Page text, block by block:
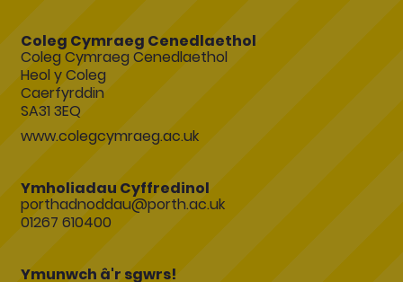
Coleg Cymraeg Cenedlaethol
Coleg Cymraeg Cenedlaethol
Heol y Coleg
Caerfyrddin
SA31 3EQ
www.colegcymraeg.ac.uk
Ymholiadau Cyffredinol
porthadnoddau@porth.ac.uk
01267 610400
Ymunwch â'r sgwrs!